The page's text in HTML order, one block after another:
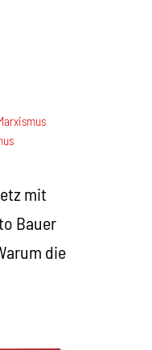
,
mit
Bauer
die